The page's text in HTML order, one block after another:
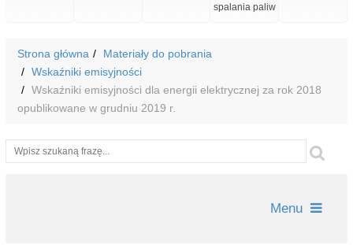
spalania paliw
Strona główna
Materiały do pobrania
Wskaźniki emisyjności
Wskaźniki emisyjności dla energii elektrycznej za rok 2018
opublikowane w grudniu 2019 r.
Wyszukiwarka
Menu